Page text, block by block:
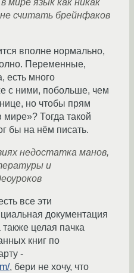
мире язык как никак
считать брейнфаков
вполне нормально,
Переменные,
есть много
с ними, побольше, чем
но чтобы прям
Тогда такой
бы на нём писать.
недостатка манов,
и
все эти
документация
целая пачка
книг по
-
, бери не хочу, что